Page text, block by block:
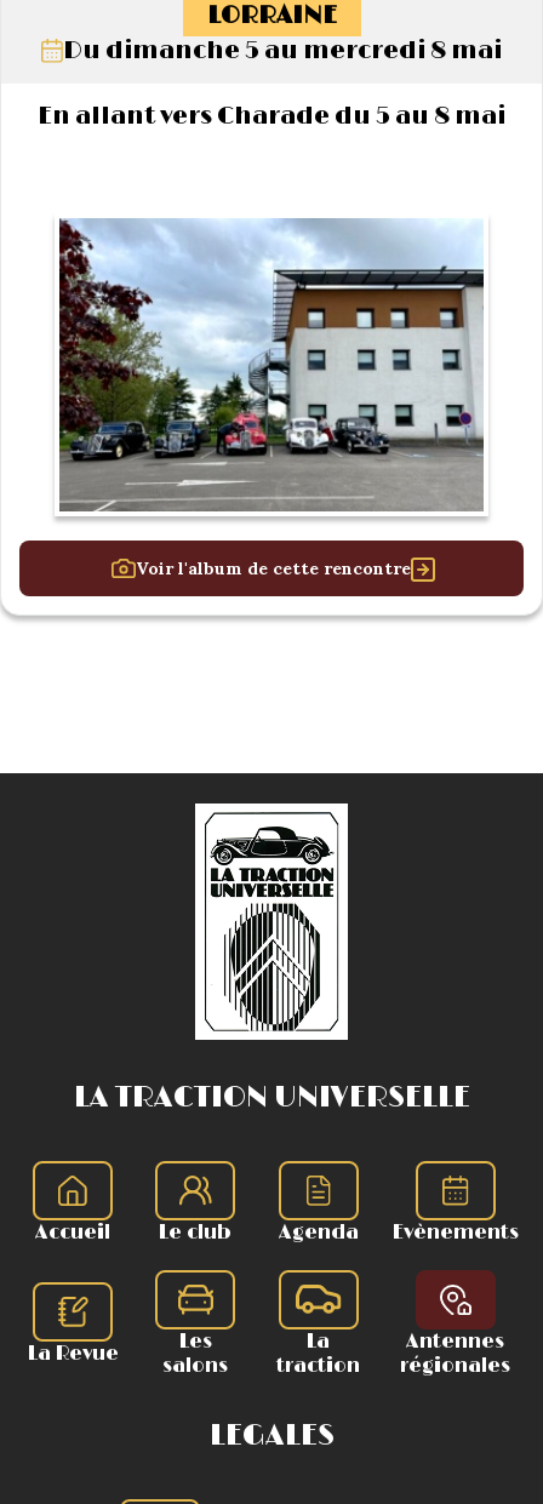
LORRAINE
Du dimanche 5 au mercredi 8 mai
En allant vers Charade du 5 au 8 mai
Voir l'album de cette rencontre
LA TRACTION UNIVERSELLE
Accueil Le club Agenda Evènements
La Revue
Les
salons
La
traction
Antennes
régionales
LEGALES